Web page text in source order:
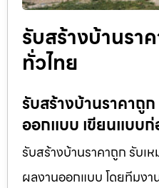
รับสร้างบ้านรา
ทั่วไทย
รับสร้างบ้านราคาถูก
ออกแบบ เขียนแบบ
รับสร้างบ้านราคาถูก รับเ
ผลงานออกแบบ โดยทีมง